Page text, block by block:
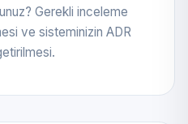
Gerekli inceleme
ve sisteminizin ADR